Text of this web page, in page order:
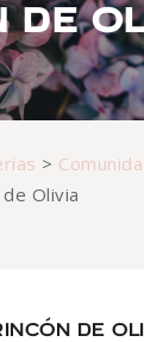
DE
>
de Olivia
DE